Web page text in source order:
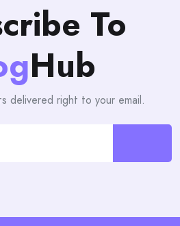
To
Hub
delivered right to your email.